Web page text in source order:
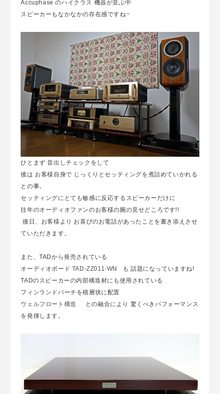
Accuphase のハイクラス 機器が並ぶ中
スピーカーもなかなかの存在感ですね~
ひとまず 音出しチェックをして
後は お客様自身で じっくりとセッティングを煮詰めていかれる
との事。
セッティングにとても敏感に反応するスピーカーだけに
往年のオーディオファンのお客様の腕の見せどころです!!
後日、お客様より お喜びのお電話があったことを書き添えさせ
ていただきます。
また、TADから発売されている
オーディオボード TAD-ZZ011-WN
も 話題になっていますね!
TADのスピーカーの内部構造材にも使用されている
フィンランドバーチを積層状に配置
ウェルフロート構造
との融合により 驚くべきパフォーマンス
を発揮します。